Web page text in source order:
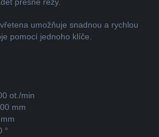
umožňuje snadnou a rychlou
pomocí jednoho klíče.
ot./min
mm
°